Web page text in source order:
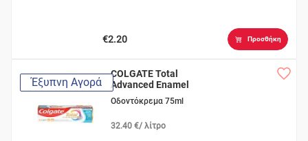
€2.20 Προσθήκη
Έξυπνη Αγορά
COLGATE Total
Advanced Enamel
Strength
Οδοντόκρεμα 75ml
32.40 €/ λίτρο